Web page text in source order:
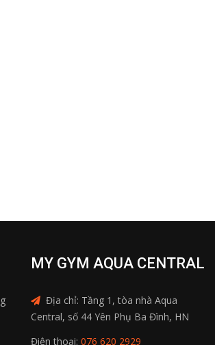
MY GYM AQUA CENTRAL
Địa chỉ: Tầng 1, tòa nhà Aqua
Central, số 44 Yên Phụ Ba Đình, HN
Điện thoại: 076 620 2929